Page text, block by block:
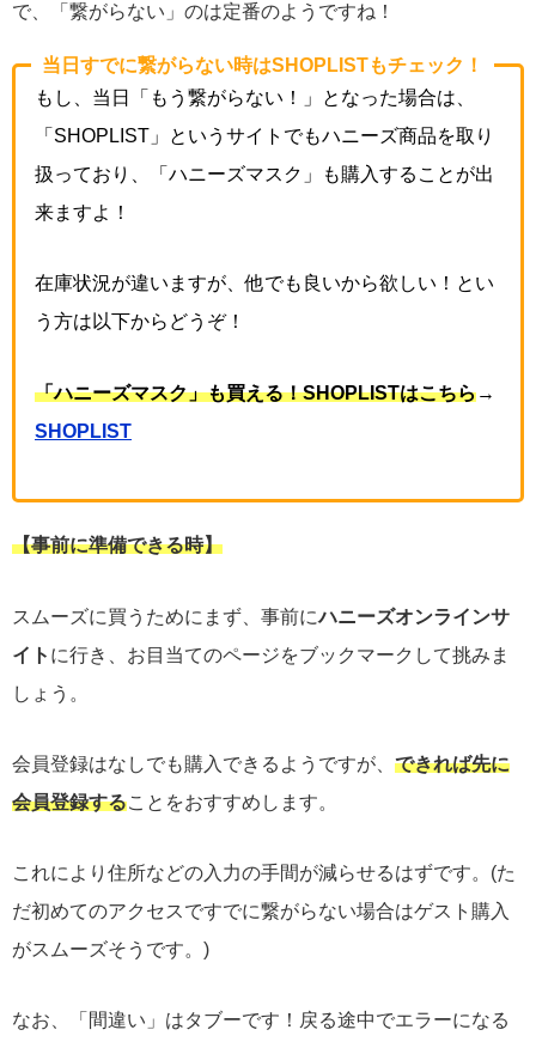
で、「繋がらない」のは定番のようですね！
当日すでに繋がらない時はSHOPLISTもチェック！
もし、当日「もう繋がらない！」となった場合は、
「SHOPLIST」というサイトでもハニーズ商品を取り
扱っており、「ハニーズマスク」も購入することが出
来ますよ！
在庫状況が違いますが、他でも良いから欲しい！とい
う方は以下からどうぞ！
「ハニーズマスク」も買える！SHOPLISTはこちら→
SHOPLIST
【事前に準備できる時】
スムーズに買うためにまず、事前にハニーズオンラインサ
イト に行き、お目当てのページをブックマークして挑みま
しょう。
会員登録はなしでも購入できるようですが、 できれば先に
会員登録する ことをおすすめします。
これにより住所などの入力の手間が減らせるはずです。(た
だ初めてのアクセスですでに繋がらない場合はゲスト購入
がスムーズそうです。)
なお、「間違い」はタブーです！戻る途中でエラーになる